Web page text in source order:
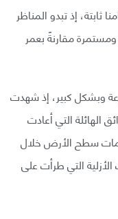
إذ تبدو المناظر
مقارنةً بعمر
وبشكل كبير، إذ شهدت
الهائلة التي أعادت
سِمات سطح الأرض خلال
التي طرأت على